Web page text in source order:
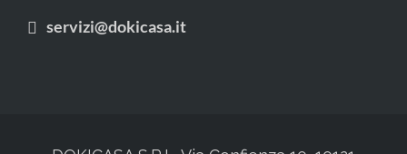
servizi@dokicasa.it